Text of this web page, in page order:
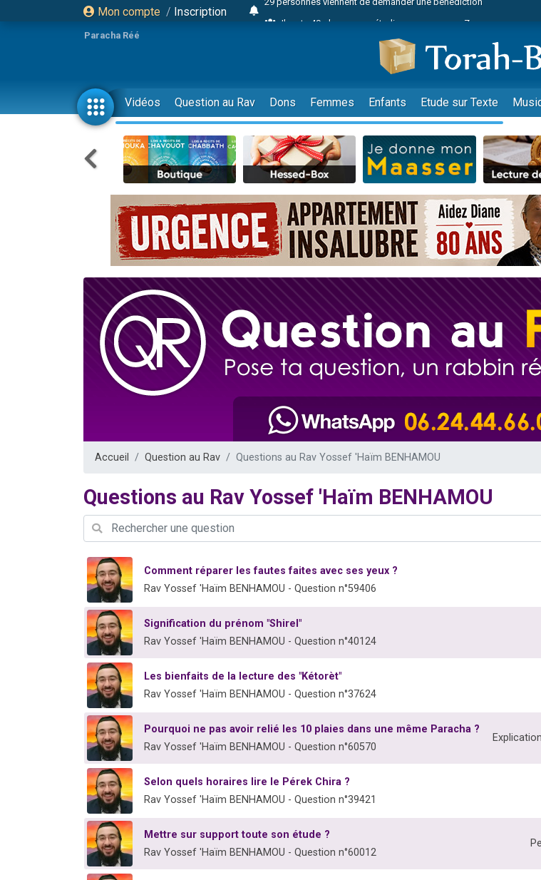
Mon compte / Inscription
2 personnes viennent de nous rejoindre sur WhatsApp
6 personnes viennent de nous rejoindre sur WhatsApp
4 personnes viennent de faire un don pour Reloger Rivka, 6
2 personnes viennent de faire un don pour 1 Journée de
17 personnes viennent de demander une bénédiction
4 personnes viennent de nous rejoindre sur WhatsApp
Il reste 49 places pour étudier en groupe sur Zoom
Eva vient de donner son Maasser
4 personnes viennent de nous rejoindre sur WhatsApp
3 personnes viennent de nous rejoindre sur WhatsApp
Odaya vient de donner son Maasser
3 personnes viennent de faire un don pour 5 jours de vacances
2 personnes viennent de nous rejoindre sur WhatsApp
13 personnes viennent de demander une bénédiction
Il reste 49 places pour étudier en groupe sur Zoom
12 nouvelles musiques dans Torah-Box Music
29 personnes viennent de demander une bénédiction
Paracha Réé
Vidéos Question au Rav Dons Femmes Enfants Etude sur Texte
Accueil Question au Rav Questions au Rav Yossef 'Haïm BENHAMOU
Questions au Rav Yossef 'Haïm BENHAMOU
Comment réparer les fautes faites avec ses yeux ?
Rav Yossef 'Haïm BENHAMOU - Question n°59406
Signification du prénom "Shirel"
Rav Yossef 'Haïm BENHAMOU - Question n°40124
Les bienfaits de la lecture des "Kétorèt"
Rav Yossef 'Haïm BENHAMOU - Question n°37624
Pourquoi ne pas avoir relié les 10 plaies dans une même Paracha ?
Rav Yossef 'Haïm BENHAMOU - Question n°60570
Selon quels horaires lire le Pérek Chira ?
Rav Yossef 'Haïm BENHAMOU - Question n°39421
Mettre sur support toute son étude ?
Rav Yossef 'Haïm BENHAMOU - Question n°60012